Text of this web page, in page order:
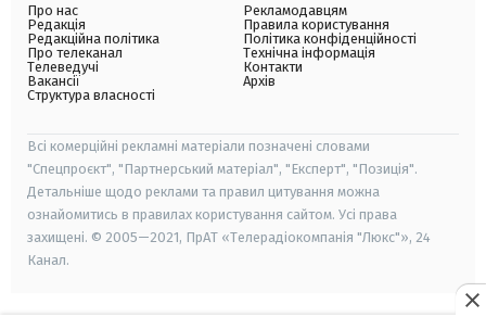
Про нас
Редакція
Редакційна політика
Про телеканал
Телеведучі
Вакансії
Структура власності
Рекламодавцям
Правила користування
Політика конфіденційності
Технічна інформація
Контакти
Архів
Всі комерційні рекламні матеріали позначені словами
"Спецпроєкт", "Партнерський матеріал", "Експерт", "Позиція".
Детальніше щодо реклами та правил цитування можна
ознайомитись в правилах користування сайтом. Усі права
захищені. © 2005—2021, ПрАТ «Телерадіокомпанія "Люкс"», 24
Канал.